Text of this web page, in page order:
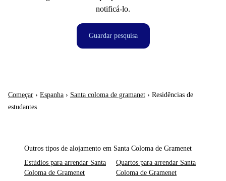
notificá-lo.
Guardar pesquisa
Começar › Espanha › Santa coloma de gramanet › Residências de
estudantes
Outros tipos de alojamento em Santa Coloma de Gramenet
Estúdios para arrendar Santa
Coloma de Gramenet
Quartos para arrendar Santa
Coloma de Gramenet